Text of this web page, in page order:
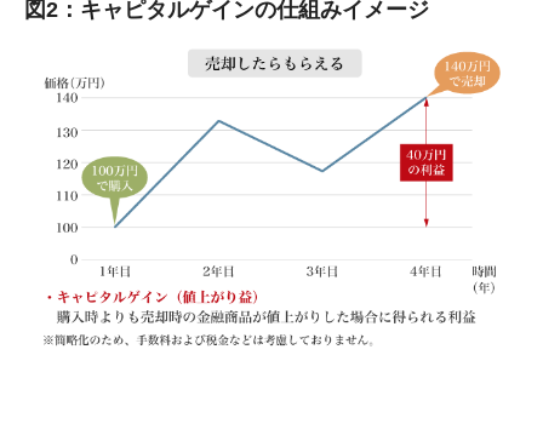
図2：キャピタルゲインの仕組みイメージ